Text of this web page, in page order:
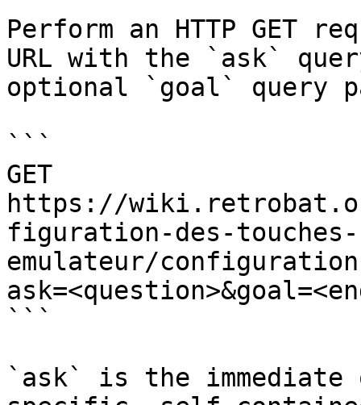
Perform an HTTP GET
URL with the `ask`
optional `goal` query
```
GET
https://
figuration-des-
emulateur/
```
`ask` is the